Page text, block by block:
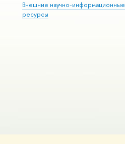
Внешние научно-информационные
ресурсы